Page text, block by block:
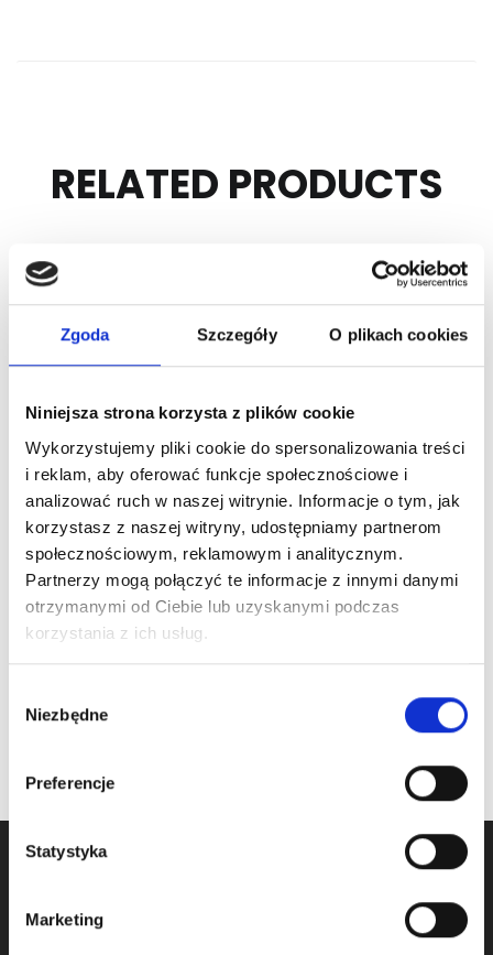
Zgoda Szczegóły O plikach cookies
Niniejsza strona korzysta z plików cookie
Wykorzystujemy pliki cookie do spersonalizowania treści
i reklam, aby oferować funkcje społecznościowe i
analizować ruch w naszej witrynie. Informacje o tym, jak
korzystasz z naszej witryny, udostępniamy partnerom
społecznościowym, reklamowym i analitycznym.
Partnerzy mogą połączyć te informacje z innymi danymi
otrzymanymi od Ciebie lub uzyskanymi podczas
korzystania z ich usług.
zgody
Niezbędne
Preferencje
Statystyka
Marketing
RELATED PRODUCTS
ARTICLE: 25649R67
Spring break
protection device
RIGHT
Price inc. VAT
21.84 € / piece
oczekiwanie na dostawę
ARTICLE: 25454.1
Adjustable cable
break protection
device – 750kg
Price inc. VAT
na stanie